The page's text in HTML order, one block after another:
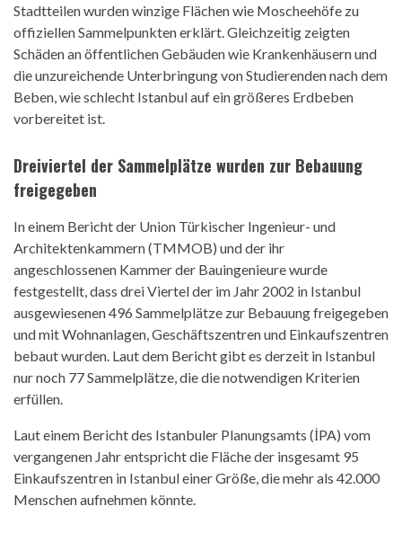
Stadtteilen wurden winzige Flächen wie Moscheehöfe zu
offiziellen Sammelpunkten erklärt. Gleichzeitig zeigten
Schäden an öffentlichen Gebäuden wie Krankenhäusern und
die unzureichende Unterbringung von Studierenden nach dem
Beben, wie schlecht Istanbul auf ein größeres Erdbeben
vorbereitet ist.
Dreiviertel der Sammelplätze wurden zur Bebauung
freigegeben
In einem Bericht der Union Türkischer Ingenieur- und
Architektenkammern (TMMOB) und der ihr
angeschlossenen Kammer der Bauingenieure wurde
festgestellt, dass drei Viertel der im Jahr 2002 in Istanbul
ausgewiesenen 496 Sammelplätze zur Bebauung freigegeben
und mit Wohnanlagen, Geschäftszentren und Einkaufszentren
bebaut wurden. Laut dem Bericht gibt es derzeit in Istanbul
nur noch 77 Sammelplätze, die die notwendigen Kriterien
erfüllen.
Laut einem Bericht des Istanbuler Planungsamts (İPA) vom
vergangenen Jahr entspricht die Fläche der insgesamt 95
Einkaufszentren in Istanbul einer Größe, die mehr als 42.000
Menschen aufnehmen könnte.